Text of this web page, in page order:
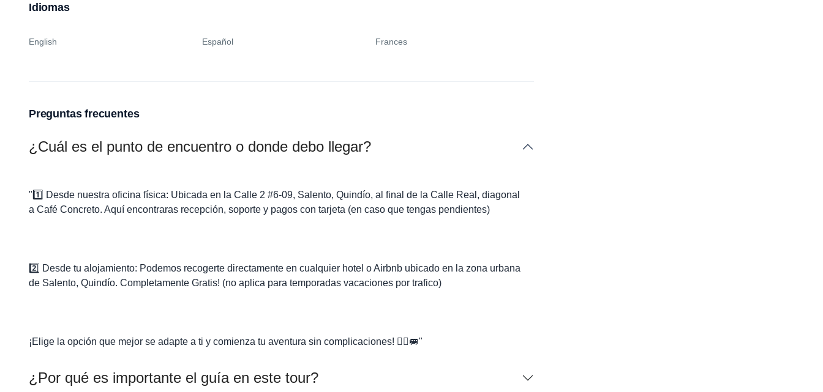
Idiomas
English Español Frances
Preguntas frecuentes
¿Cuál es el punto de encuentro o donde debo llegar?
"1️⃣ Desde nuestra oficina física: Ubicada en la Calle 2 #6-09, Salento, Quindío, al final de la Calle Real, diagonal
a Café Concreto. Aquí encontraras recepción, soporte y pagos con tarjeta (en caso que tengas pendientes)
2️⃣ Desde tu alojamiento: Podemos recogerte directamente en cualquier hotel o Airbnb ubicado en la zona urbana
de Salento, Quindío. Completamente Gratis! (no aplica para temporadas vacaciones por trafico)
¡Elige la opción que mejor se adapte a ti y comienza tu aventura sin complicaciones! 🚶‍♂️🚐"
¿Por qué es importante el guía en este tour?